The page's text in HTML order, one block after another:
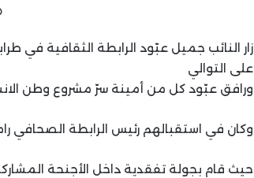
على التوالي
ورافق عبّود كل من أمينة سرّ مشروع وطن
وكان في استقبالهم رئيس الرابطة الصحافي
حيث قام بجولة تفقدية داخل الأجنحة